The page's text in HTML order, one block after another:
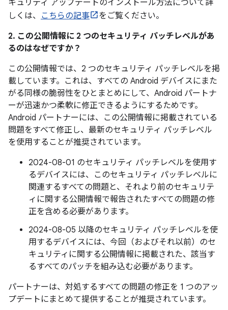
キュリティ アップデートのインストール方法について詳
しくは、 こちらの記事
をご覧ください。
2. この公開情報に 2 つのセキュリティ パッチレベルがあ
るのはなぜですか？
この公開情報では、2 つのセキュリティ パッチレベルを掲
載しています。これは、すべての Android デバイスにまた
がる同様の脆弱性をひとまとめにして、Android パートナ
ーが迅速かつ柔軟に修正できるようにするためです。
Android パートナーには、この公開情報に掲載されている
問題をすべて修正し、最新のセキュリティ パッチレベル
を使用することが推奨されています。
2024-08-01 のセキュリティ パッチレベルを使用す
るデバイスには、このセキュリティ パッチレベルに
関連するすべての問題と、それより前のセキュリテ
ィに関する公開情報で報告されたすべての問題の修
正を含める必要があります。
2024-08-05 以降のセキュリティ パッチレベルを使
用するデバイスには、今回（およびそれ以前）のセ
キュリティに関する公開情報に掲載された、該当す
るすべてのパッチを組み込む必要があります。
パートナーは、対処するすべての問題の修正を 1 つのアッ
プデートにまとめて提供することが推奨されています。